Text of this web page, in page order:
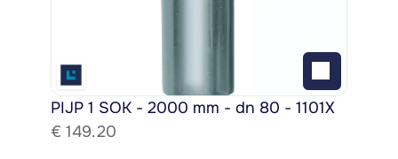
PIJP 1 SOK - 2000 mm - dn 80 - 1101X
€ 149.20